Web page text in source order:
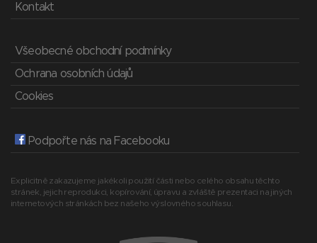
Kontakt
Všeobecné obchodní podmínky
Ochrana osobních údajů
Cookies
Podpořte nás na Facebooku
Explicitně zakazujeme jakékoli použití části nebo celého obsahu těchto
stránek, jejich reprodukci, kopírování, úpravu a zvláště prezentaci na jiných
internetových stránkách bez našeho výslovného souhlasu.